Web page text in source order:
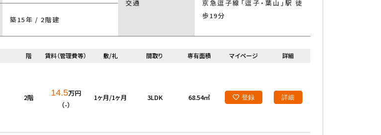
家具・家電付き 洗濯機置場有
CATV
光ファイバー
交通
京急逗子線「逗子・葉山」駅 徒
歩19分
築15年 / 2階建
階 賃料（管理費等） 敷/礼 間取り 専有面積 マイページ 詳細
2階 14.5万円
（-）
1ヶ月/1ヶ月 3LDK 68.54㎡ 登録 詳細